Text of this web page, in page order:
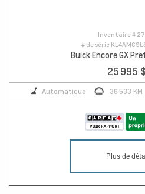
Inventaire #
# de série
Buick Encore GX
25 995 $
Automatique 36 533 KM
Plus de